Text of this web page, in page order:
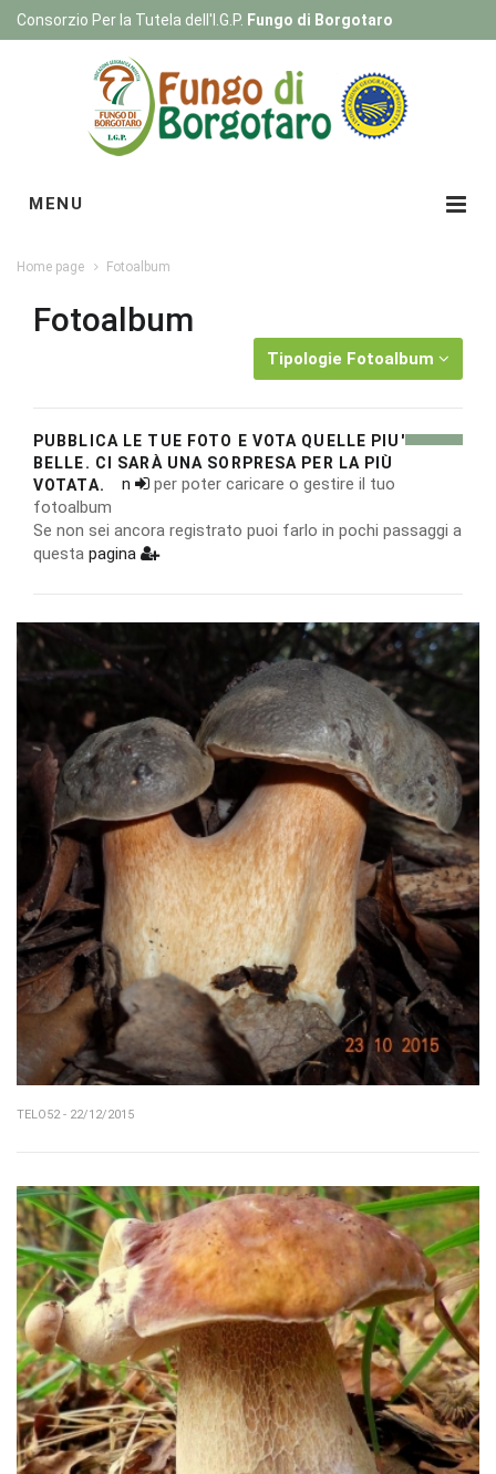
Consorzio Per la Tutela dell'I.G.P. Fungo di Borgotaro
MENU
Home page Fotoalbum
Fotoalbum
Tipologie Fotoalbum
PUBBLICA LE TUE FOTO E VOTA QUELLE PIU'
BELLE. CI SARÀ UNA SORPRESA PER LA PIÙ
VOTATA.
Esegui illogin
per poter caricare o gestire il tuo
fotoalbum
Se non sei ancora registrato puoi farlo in pochi passaggi a
questa pagina
TELO52 - 22/12/2015